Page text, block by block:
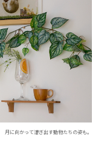
月に向かって漕ぎ出す動物たちの姿も。